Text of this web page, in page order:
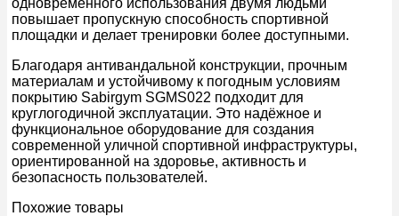
повышает пропускную способность спортивной
площадки и делает тренировки более доступными.
Благодаря антивандальной конструкции, прочным
материалам и устойчивому к погодным условиям
покрытию Sabirgym SGMS022 подходит для
круглогодичной эксплуатации. Это надёжное и
функциональное оборудование для создания
современной уличной спортивной инфраструктуры,
ориентированной на здоровье, активность и
безопасность пользователей.
Похожие товары